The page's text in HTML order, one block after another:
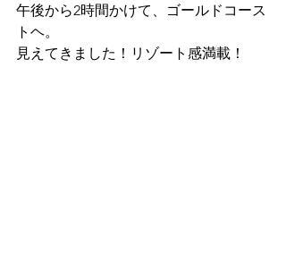
午後から2時間かけて、ゴールドコース
トヘ。
見えてきました！リゾート感満載！